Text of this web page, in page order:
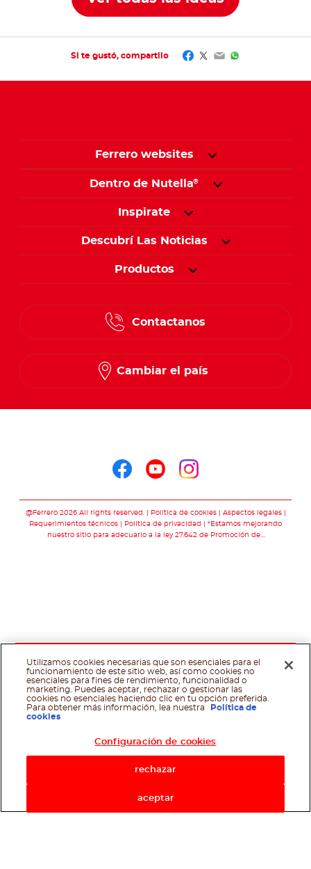
Si te gustó, compartilo Facebook
Twitter
EmailWhatsApp
Ferrero websites
Dentro de Nutella®
Inspirate
Descubrí Las Noticias
Productos
Contactanos
Cambiar el país
@Ferrero 2026 All rights reserved. Política de cookies
Aspectos legales
Requerimientos técnicos
Política de privacidad
*Estamos mejorando
nuestro sitio para adecuarlo a la ley 27.642 de Promoción de…
Utilizamos cookies necesarias que son esenciales para el
funcionamiento de este sitio web, así como cookies no
esenciales para fines de rendimiento, funcionalidad o
marketing. Puedes aceptar, rechazar o gestionar las
cookies no esenciales haciendo clic en tu opción preferida.
Para obtener más información, lea nuestra
Política de
cookies
Configuración de cookies
rechazar
aceptar